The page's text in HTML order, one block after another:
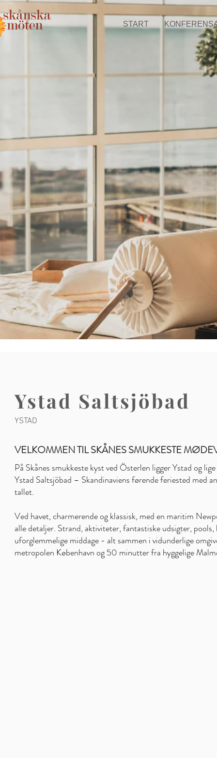
START
Ystad Saltsjöbad
YSTAD
VELKOMMEN TIL SKÅNES SMUKKESTE
På Skånes smukkeste kyst ved Österlen ligger Ystad og
Ystad Saltsjöbad – Skandinaviens førende feriested med
tallet.
Ved havet, charmerende og klassisk, med en maritim
alle detaljer. Strand, aktiviteter, fantastiske udsigter, pools,
uforglemmelige middage - alt sammen i vidunderlige
metropolen København og 50 minutter fra hyggelige